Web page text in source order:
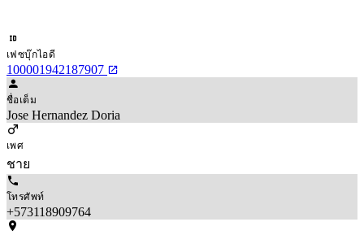
เฟซบุ๊กไอดี
100001942187907
ชื่อเต็ม
Jose Hernandez Doria
เพศ
ชาย
โทรศัพท์
+573118909764